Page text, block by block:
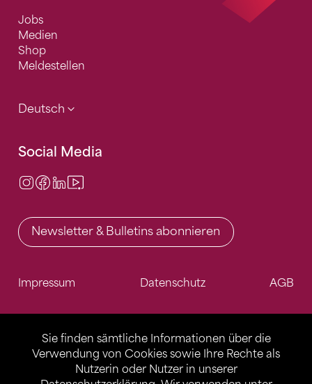
Sie finden sämtliche Informationen über die
Verwendung von Cookies sowie Ihre Rechte als
Nutzerin oder Nutzer in unserer
Jobs
Medien
Shop
Meldestellen
Deutsch
Social Media
Instagram
Facebook
LinkedIn
Newsletter & Bulletins abonnieren
Impressum Datenschutz AGB